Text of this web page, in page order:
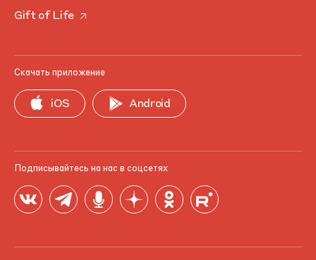
Gift of Life
Скачать приложение
iOS Android
Подписывайтесь на нас в соцсетях